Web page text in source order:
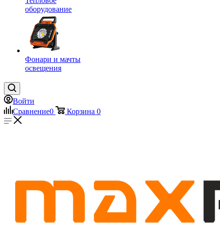
оборудование
Фонари и мачты
освещения
Войти
Сравнение0 Корзина 0